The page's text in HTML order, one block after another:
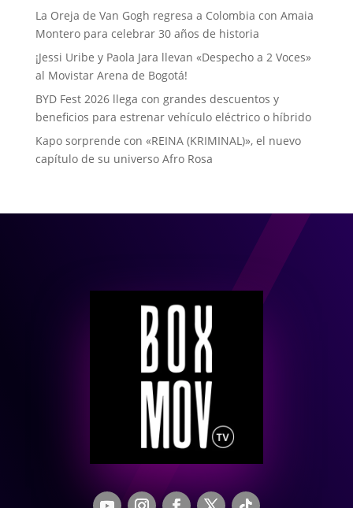
La Oreja de Van Gogh regresa a Colombia con Amaia
Montero para celebrar 30 años de historia
¡Jessi Uribe y Paola Jara llevan «Despecho a 2 Voces»
al Movistar Arena de Bogotá!
BYD Fest 2026 llega con grandes descuentos y
beneficios para estrenar vehículo eléctrico o híbrido
Kapo sorprende con «REINA (KRIMINAL)», el nuevo
capítulo de su universo Afro Rosa